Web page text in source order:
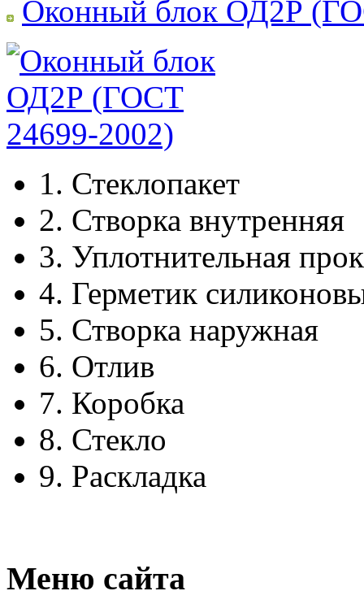
Оконный блок ОД2Р
1. Стеклопакет
2. Створка внутренняя
3. Уплотнительная
4. Герметик
5. Створка наружная
6. Отлив
7. Коробка
8. Стекло
9. Раскладка
Меню сайта